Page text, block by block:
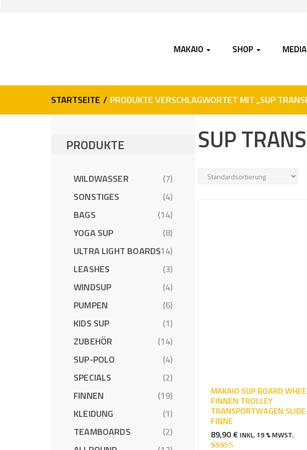
MAKAIO SHOP MEDIA
STARTSEITE / PRODUKTE VERSCHLAGWORTET MIT „SUP
SUP
MAKAIO SUP BOARD
FINNEN TROLLEY
TRANSPORTWAGEN
FINNE
89,90 € INKL. 19 % MWST.
PRODUKTE
WILDWASSER
(7)
SONSTIGES
(4)
BAGS
(14)
YOGA SUP
(8)
ULTRA LIGHT BOARDS(14)
LEASHES
(3)
WINDSUP
(4)
PUMPEN
(6)
KIDS SUP
(1)
ZUBEHÖR
(14)
SUP-POLO
(4)
SPECIALS
(2)
FINNEN
(19)
KLEIDUNG
(1)
TEAMBOARDS
(2)